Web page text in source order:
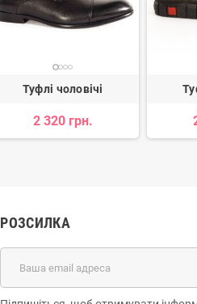
Туфлі чоловічі
2 320 грн.
РОЗСИЛКА